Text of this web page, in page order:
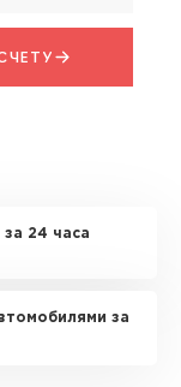
24 часа
за